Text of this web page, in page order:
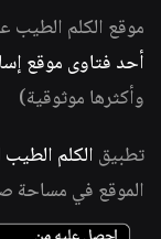
موقع الكلم الطيب
أحد فتاوى موقع
وأكثرها موثوقية)
تطبيق الكلم الطيب
الموقع في مساحة